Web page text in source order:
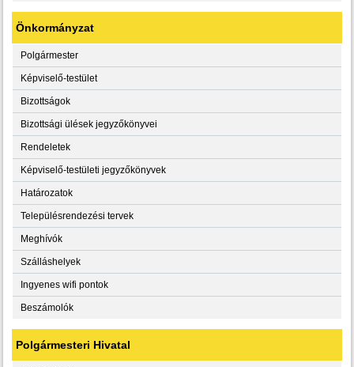
Önkormányzat
Polgármester
Képviselő-testület
Bizottságok
Bizottsági ülések jegyzőkönyvei
Rendeletek
Képviselő-testületi jegyzőkönyvek
Határozatok
Településrendezési tervek
Meghívók
Szálláshelyek
Ingyenes wifi pontok
Beszámolók
Polgármesteri Hivatal